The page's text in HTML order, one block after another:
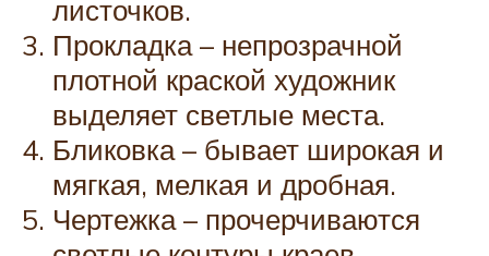
листочков.
Прокладка – непрозрачной
плотной краской художник
выделяет светлые места.
Бликовка – бывает широкая и
мягкая, мелкая и дробная.
Чертежка – прочерчиваются